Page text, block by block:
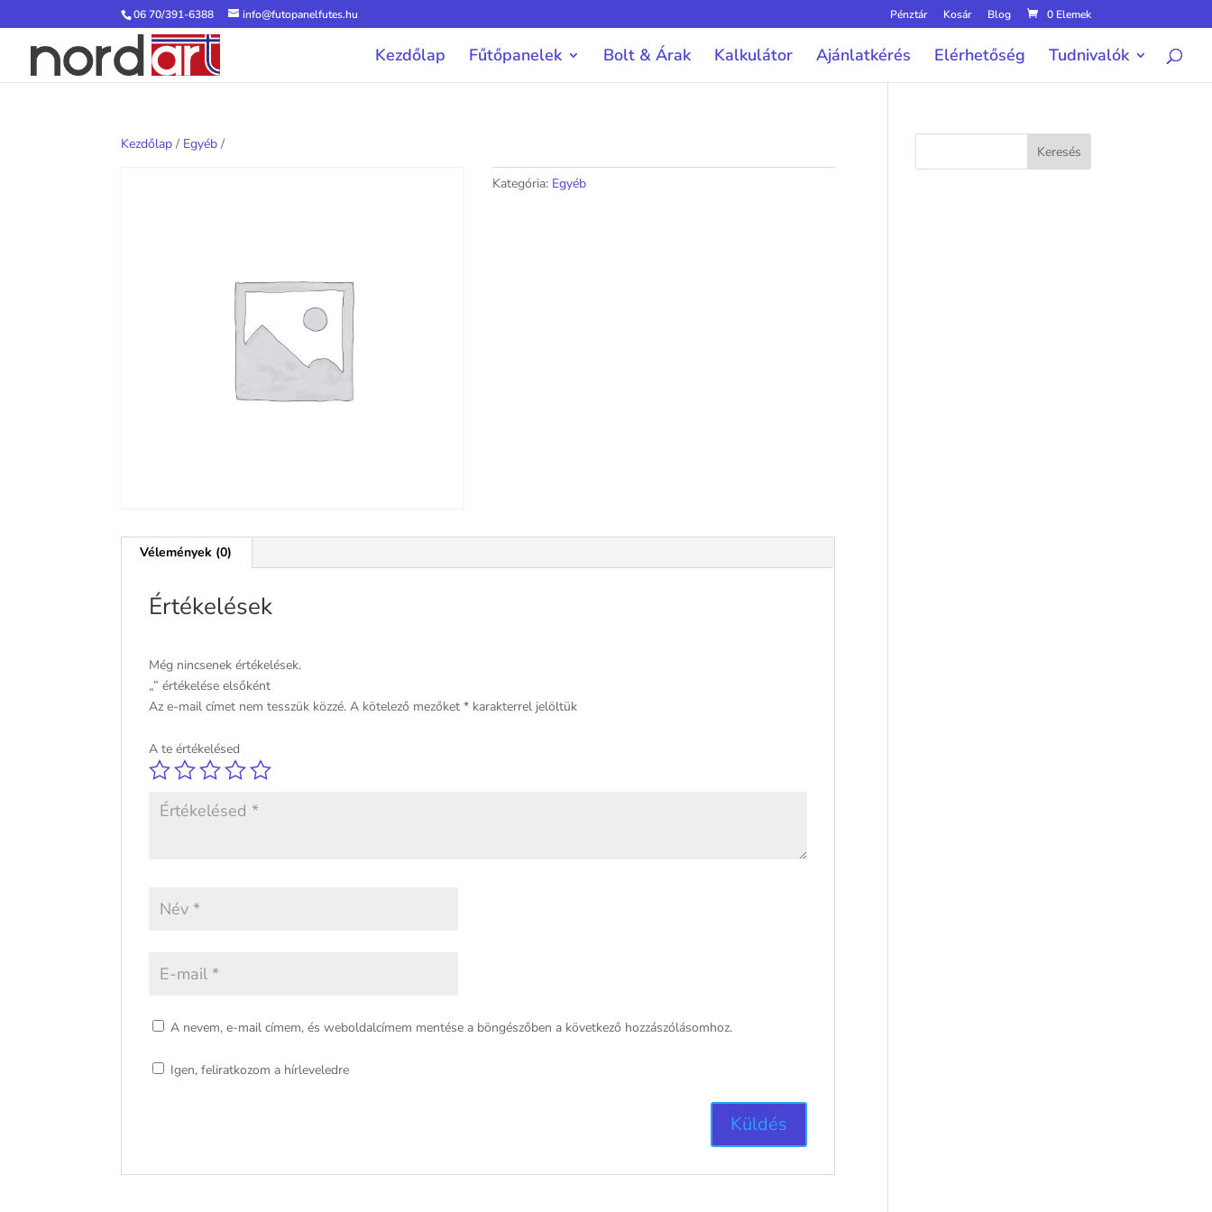
06 70/391-6388 info@futopanelfutes.hu Pénztár Kosár Blog 0 Elemek
Kezdőlap Fűtőpanelek Bolt & Árak Kalkulátor Ajánlatkérés Elérhetőség Tudnivalók
Kezdőlap / Egyéb /
Kategória: Egyéb
Vélemények (0)
Értékelések
Még nincsenek értékelések.
„” értékelése elsőként
Az e-mail címet nem tesszük közzé. A kötelező mezőket* karakterrel jelöltük
A te értékelésed
A nevem, e-mail címem, és weboldalcímem mentése a böngészőben a következő hozzászólásomhoz.
Igen, feliratkozom a hírleveledre